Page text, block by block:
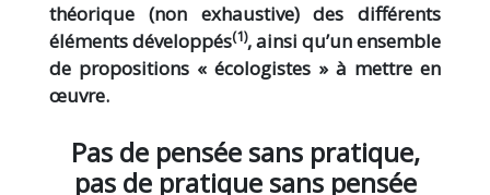
théorique (non exhaustive) des différents
éléments développés(1), ainsi qu’un ensemble
de propositions « écologistes » à mettre en
œuvre.
Pas de pensée sans pratique,
pas de pratique sans pensée